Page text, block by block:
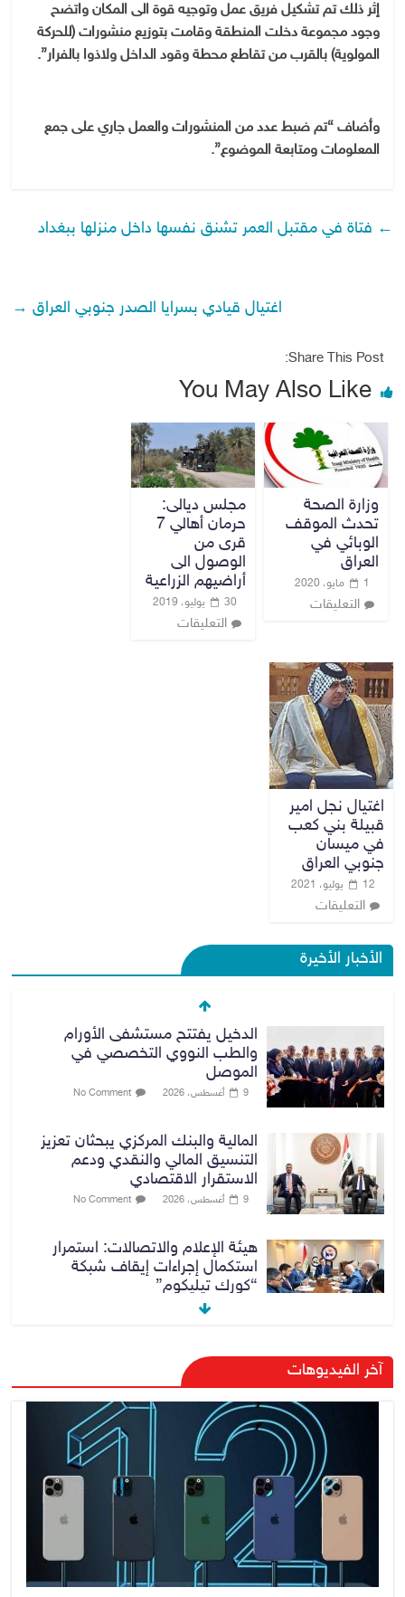
إثر ذلك تم تشكيل فريق عمل وتوجيه قوة الى المكان واتضح
وجود مجموعة دخلت المنطقة وقامت بتوزيع منشورات (للحركة
المولوية) بالقرب من تقاطع محطة وقود الداخل ولاذوا بالفرار”.
وأضاف “تم ضبط عدد من المنشورات والعمل جاري على جمع
المعلومات ومتابعة الموضوع”.
← فتاة في مقتبل العمر تشنق نفسها داخل منزلها ببغداد
اغتيال قيادي بسرايا الصدر جنوبي العراق →
Share This Post:
You May Also Like
وزارة الصحة
تحدث الموقف
الوبائي في
العراق
1 مايو، 2020
التعليقات
مجلس ديالى:
حرمان أهالي 7
قرى من
الوصول الى
أراضيهم الزراعية
30 يوليو، 2019
التعليقات
اغتيال نجل امير
قبيلة بني كعب
في ميسان
جنوبي العراق
12 يوليو، 2021
التعليقات
الأخبار الأخيرة
الدخيل يفتتح مستشفى الأورام
والطب النووي التخصصي في
الموصل
9 أغسطس، 2026 No Comment
المالية والبنك المركزي يبحثان تعزيز
التنسيق المالي والنقدي ودعم
الاستقرار الاقتصادي
9 أغسطس، 2026 No Comment
هيئة الإعلام والاتصالات: استمرار
استكمال إجراءات إيقاف شبكة
“كورك تيليكوم”
مرور أربيل تعلن تفاصيل ورسوم
تظليل زجاج السيارات
صدور أمر قبض بحق وزير العمل
السابق أحمد الأسدي
No Comment
آخر الفيديوهات